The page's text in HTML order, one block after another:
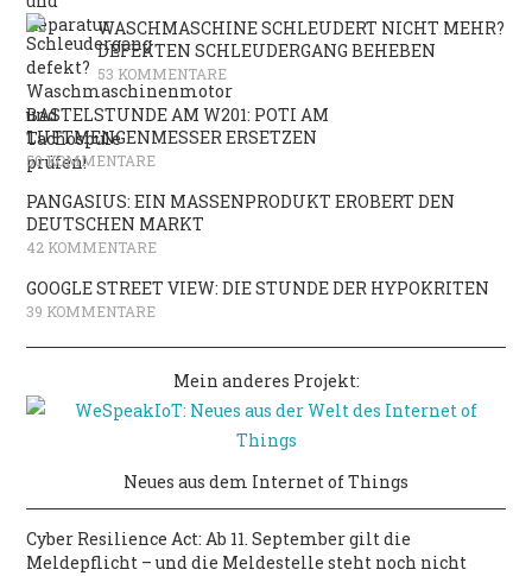
WASCHMASCHINE SCHLEUDERT NICHT MEHR?
DEFEKTEN SCHLEUDERGANG BEHEBEN
53 KOMMENTARE
BASTELSTUNDE AM W201: POTI AM
LUFTMENGENMESSER ERSETZEN
50 KOMMENTARE
PANGASIUS: EIN MASSENPRODUKT EROBERT DEN
DEUTSCHEN MARKT
42 KOMMENTARE
GOOGLE STREET VIEW: DIE STUNDE DER HYPOKRITEN
39 KOMMENTARE
Mein anderes Projekt:
Neues aus dem Internet of Things
Cyber Resilience Act: Ab 11. September gilt die
Meldepflicht – und die Meldestelle steht noch nicht